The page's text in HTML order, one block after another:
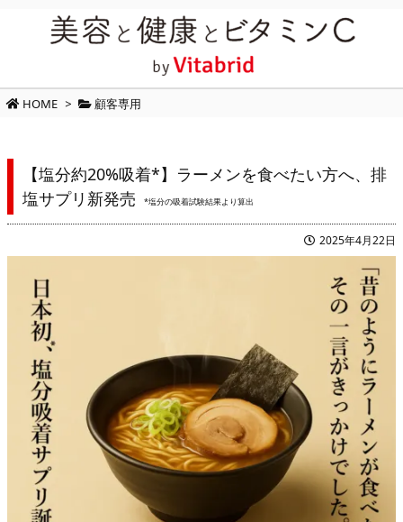
HOME > 顧客専用
【塩分約20%吸着*】ラーメンを食べたい方へ、排
塩サプリ新発売 *塩分の吸着試験結果より算出
2025年4月22日